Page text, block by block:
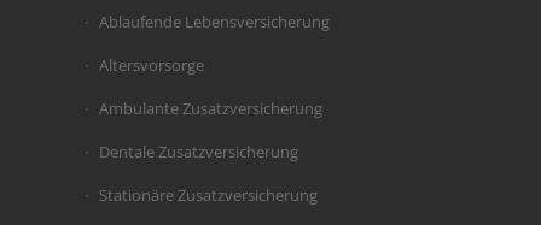
Ablaufende Lebensversicherung
Altersvorsorge
Ambulante Zusatzversicherung
Dentale Zusatzversicherung
Stationäre Zusatzversicherung